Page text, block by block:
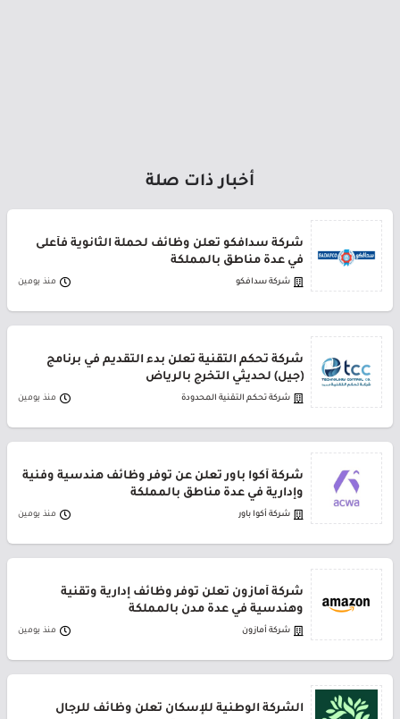
أخبار ذات صلة
شركة سدافكو تعلن وظائف لحملة الثانوية فأعلى
في عدة مناطق بالمملكة
شركة سدافكو منذ يومين
شركة تحكم التقنية تعلن بدء التقديم في برنامج
(جيل) لحديثي التخرج بالرياض
شركة تحكم التقنية المحدودة منذ يومين
شركة أكوا باور تعلن عن توفر وظائف هندسية وفنية
وإدارية في عدة مناطق بالمملكة
شركة أكوا باور منذ يومين
شركة أمازون تعلن توفر وظائف إدارية وتقنية
وهندسية في عدة مدن بالمملكة
شركة أمازون منذ يومين
الشركة الوطنية للإسكان تعلن وظائف للرجال